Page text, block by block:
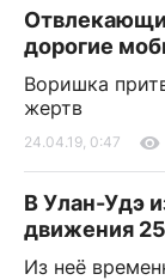
дорогие
Воришка
жертв
24.04.19, 0:47
В Улан-Удэ
движения
Из неё